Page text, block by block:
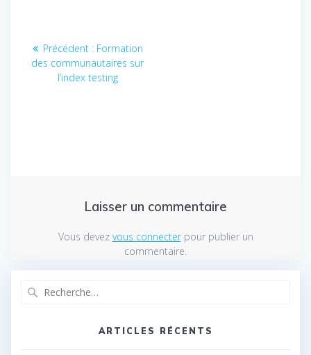
Navigation
de
Précédent : Article
précédent
:
Formation
des communautaires sur
l’index testing
Laisser un commentaire
Vous devez vous connecterpour publier un
commentaire.
ARTICLES RÉCENTS